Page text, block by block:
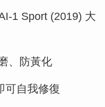
1 Sport (2019) 大
、防黃化
可自我修復